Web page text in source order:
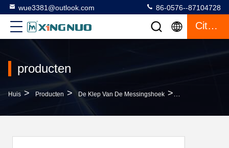
wue3381@outlook.com 86-0576--87104728
Citaat
producten
Huis > Producten > De Klep Van De Messingshoek >